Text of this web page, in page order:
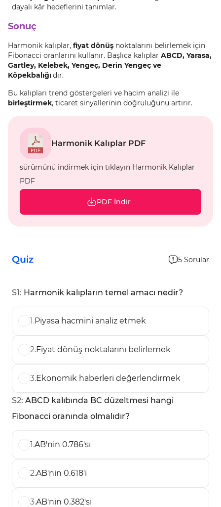
dayalı kâr hedeflerini tanımlar.
Sonuç
Harmonik kalıplar, fiyat dönüş noktalarını belirlemek için
Fibonacci oranlarını kullanır. Başlıca kalıplar ABCD, Yarasa,
Gartley, Kelebek, Yengeç, Derin Yengeç ve
Köpekbalığı'dır.
Bu kalıpları trend göstergeleri ve hacim analizi ile
birleştirmek, ticaret sinyallerinin doğruluğunu artırır.
Harmonik Kalıplar PDF
sürümünü indirmek için tıklayın Harmonik Kalıplar
PDF
PDF İndir
Quiz 5 Sorular
S1: Harmonik kalıpların temel amacı nedir?
1.Piyasa hacmini analiz etmek
2.Fiyat dönüş noktalarını belirlemek
3.Ekonomik haberleri değerlendirmek
S2: ABCD kalıbında BC düzeltmesi hangi
Fibonacci oranında olmalıdır?
1.AB'nin 0.786'sı
2.AB'nin 0.618'i
3.AB'nin 0.382'si